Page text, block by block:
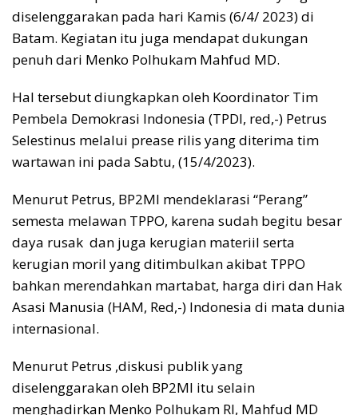
diselenggarakan pada hari Kamis (6/4/ 2023) di
Batam. Kegiatan itu juga mendapat dukungan
penuh dari Menko Polhukam Mahfud MD.
Hal tersebut diungkapkan oleh Koordinator Tim
Pembela Demokrasi Indonesia (TPDI, red,-) Petrus
Selestinus melalui prease rilis yang diterima tim
wartawan ini pada Sabtu, (15/4/2023).
Menurut Petrus, BP2MI mendeklarasi “Perang”
semesta melawan TPPO, karena sudah begitu besar
daya rusak dan juga kerugian materiil serta
kerugian moril yang ditimbulkan akibat TPPO
bahkan merendahkan martabat, harga diri dan Hak
Asasi Manusia (HAM, Red,-) Indonesia di mata dunia
internasional.
Menurut Petrus ,diskusi publik yang
diselenggarakan oleh BP2MI itu selain
menghadirkan Menko Polhukam RI, Mahfud MD